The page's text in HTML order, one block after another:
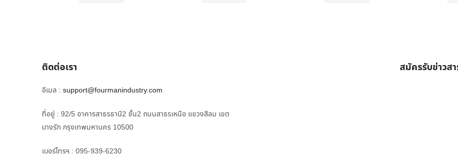
ติดต่อเรา
อีเมล : support@fourmanindustry.com
ที่อยู่ : 92/5 อาคารสาธรธานี2 ชั้น2 ถนนสาธรเหนือ แขวงสีลม เขต
บางรัก กรุงเทพมหานคร 10500
เบอร์โทรฯ : 095-939-6230
สมัครรับข่าวสา